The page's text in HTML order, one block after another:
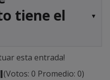
tiene el
esta entrada!
(Votos: 0 Promedio: 0)